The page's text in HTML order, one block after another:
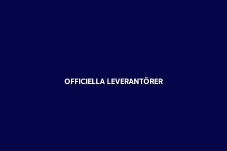
OFFICIELLA LEVERANTÖRER